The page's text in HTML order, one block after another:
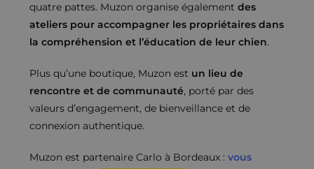
quatre pattes. Muzon organise égalementdes
ateliers pour accompagner les propriétaires dans
la compréhension et l’éducation de leur chien.
Plus qu’une boutique, Muzon est un lieu de
rencontre et de communauté, porté par des
valeurs d’engagement, de bienveillance et de
connexion authentique.
Muzon est partenaire Carlo à Bordeaux :vous